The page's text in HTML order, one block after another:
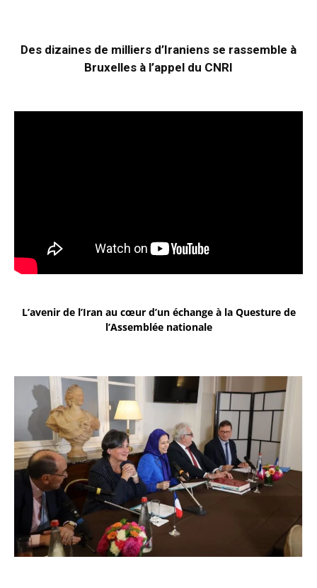
Des dizaines de milliers d’Iraniens se rassemble à
Bruxelles à l’appel du CNRI
L’avenir de l’Iran au cœur d’un échange à la Questure de
l’Assemblée nationale